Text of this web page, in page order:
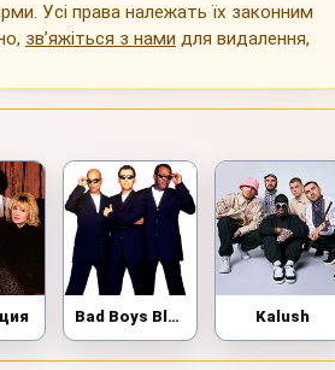
Усі права належать їх законним
зв’яжіться з нами для видалення,
Bad Boys Blue Kalush